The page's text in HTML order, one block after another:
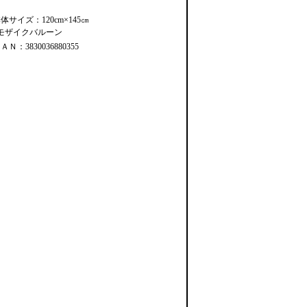
サイズ：120cm×145㎝
ザイクバルーン
Ｎ：3830036880355